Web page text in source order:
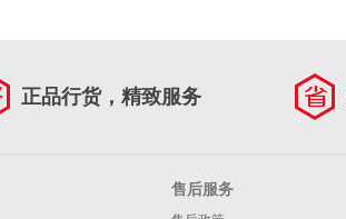
正品行货，精致服务
售后服务